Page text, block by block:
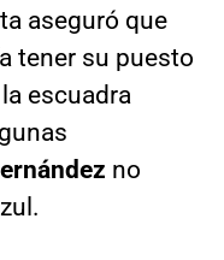
aseguró que
tener su puesto
escuadra
no